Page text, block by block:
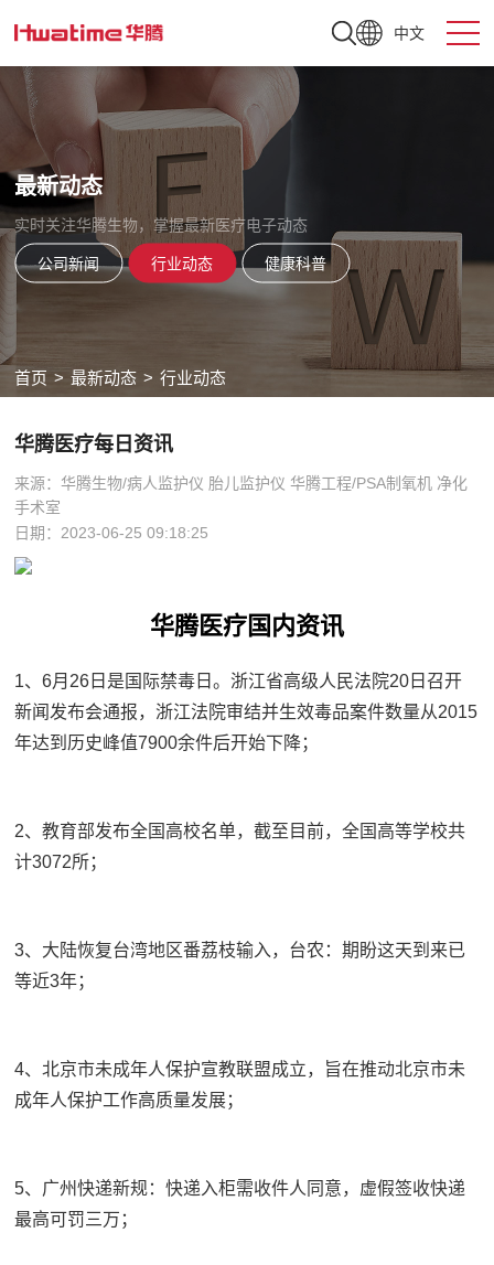
中文
最新动态
实时关注华腾生物，掌握最新医疗电子动态
公司新闻 行业动态 健康科普
首页 > 最新动态 > 行业动态
华腾医疗每日资讯
来源：华腾生物/病人监护仪 胎儿监护仪 华腾工程/PSA制氧机 净化
手术室
日期：2023-06-25 09:18:25
华腾医疗国内资讯
1、6月26日是国际禁毒日。浙江省高级人民法院20日召开
新闻发布会通报，浙江法院审结并生效毒品案件数量从2015
年达到历史峰值7900余件后开始下降；
2、教育部发布全国高校名单，截至目前，全国高等学校共
计3072所；
3、大陆恢复台湾地区番荔枝输入，台农：期盼这天到来已
等近3年；
4、北京市未成年人保护宣教联盟成立，旨在推动北京市未
成年人保护工作高质量发展；
5、广州快递新规：快递入柜需收件人同意，虚假签收快递
最高可罚三万；